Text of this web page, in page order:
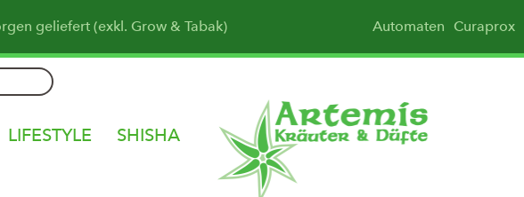
geliefert (exkl. Grow & Tabak) Automaten Curaprox
LIFESTYLE SHISHA